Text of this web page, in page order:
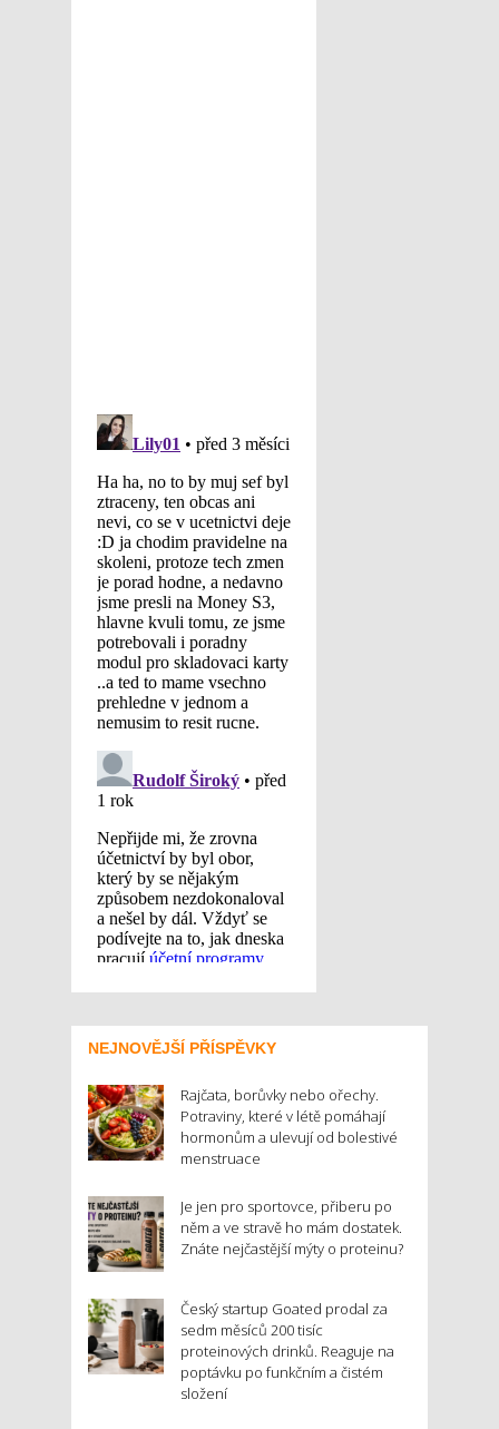
NEJNOVĚJŠÍ PŘÍSPĚVKY
Rajčata, borůvky nebo ořechy.
Potraviny, které v létě pomáhají
hormonům a ulevují od bolestivé
menstruace
Je jen pro sportovce, přiberu po
něm a ve stravě ho mám dostatek.
Znáte nejčastější mýty o proteinu?
Český startup Goated prodal za
sedm měsíců 200 tisíc
proteinových drinků. Reaguje na
poptávku po funkčním a čistém
složení